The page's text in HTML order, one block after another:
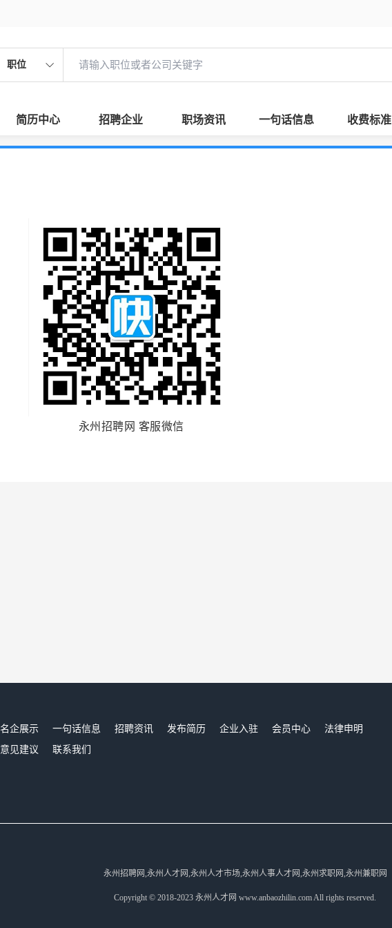
职位
简历中心 招聘企业 职场资讯 一句话信息 收费标准
永州招聘网 客服微信
名企展示 一句话信息 招聘资讯 发布简历 企业入驻 会员中心
法律申明
意见建议 联系我们
永州招聘网,永州人才网,永州人才市场,永州人事人才网,永州求职网,永州兼职网
Copyright © 2018-2023 永州人才网 www.anbaozhilin.com All rights reserved.